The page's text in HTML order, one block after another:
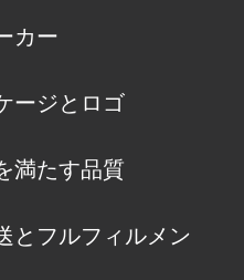
カー
ージとロゴ
満たす品質
とフルフィルメン